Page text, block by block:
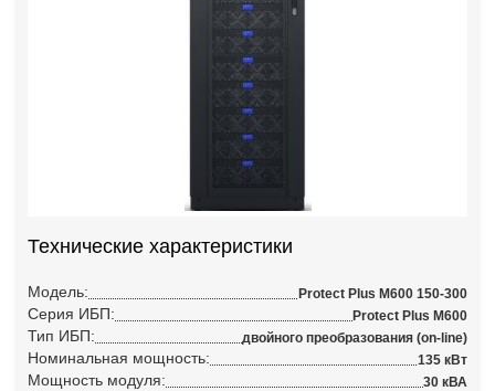
Технические характеристики
Модель: Protect Plus M600 150-300
Серия ИБП: Protect Plus M600
Тип ИБП: двойного преобразования (on-line)
Номинальная мощность: 135 кВт
Мощность модуля: 30 кВА